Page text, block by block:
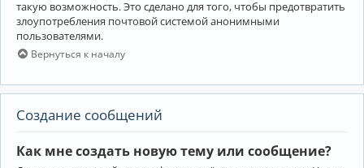
такую возможность. Это сделано для того, чтобы предотвратить
злоупотребления почтовой системой анонимными
пользователями.
Вернуться к началу
Создание сообщений
Как мне создать новую тему или сообщение?